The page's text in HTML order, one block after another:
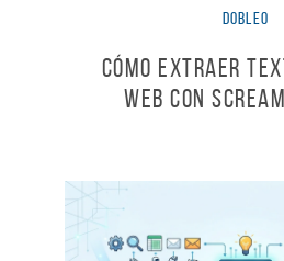
dobleO
Cómo extraer
web con